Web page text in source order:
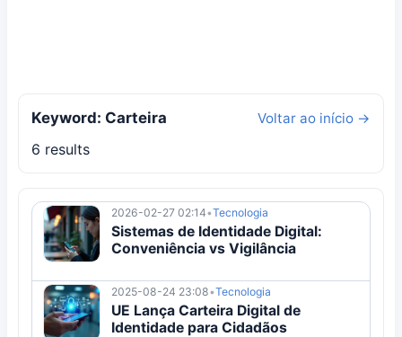
Keyword: Carteira Voltar ao início →
6 results
2026-02-27 02:14•Tecnologia
Sistemas de Identidade Digital:
Conveniência vs Vigilância
2025-08-24 23:08•Tecnologia
UE Lança Carteira Digital de
Identidade para Cidadãos